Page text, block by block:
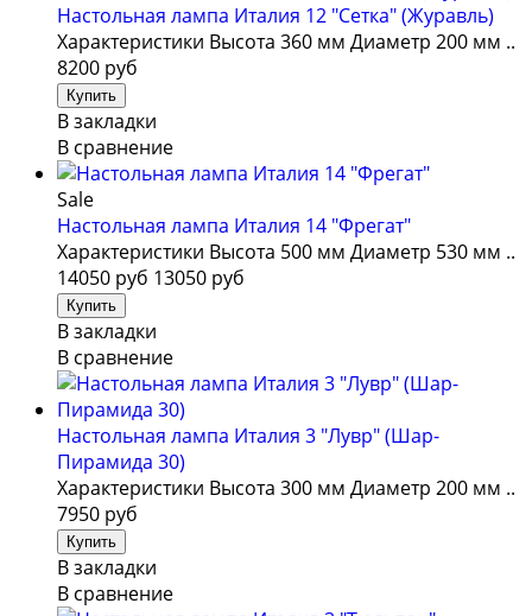
Настольная лампа Италия 12 "Сетка" (Журавль)
Характеристики Высота 360 мм Диаметр 200 мм ..
8200 руб
В закладки
В сравнение
Sale
Настольная лампа Италия 14 "Фрегат"
Характеристики Высота 500 мм Диаметр 530 мм ..
14050 руб 13050 руб
В закладки
В сравнение
Настольная лампа Италия 3 "Лувр" (Шар-
Пирамида 30)
Характеристики Высота 300 мм Диаметр 200 мм ..
7950 руб
В закладки
В сравнение